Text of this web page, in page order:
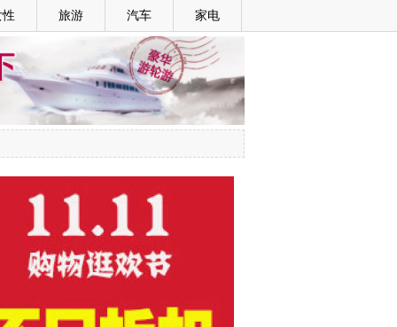
旅游 汽车 家电